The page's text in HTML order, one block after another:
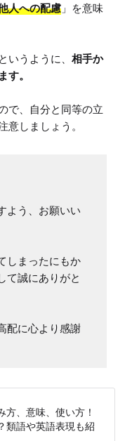
人への配慮 」を意味
いうように、 相手か
す。
で、自分と同等の立
意しましょう。
よう、お願いい
しまったにもか
て誠にありがと
配に心より感謝
方、意味、使い方！
類語や英語表現も紹